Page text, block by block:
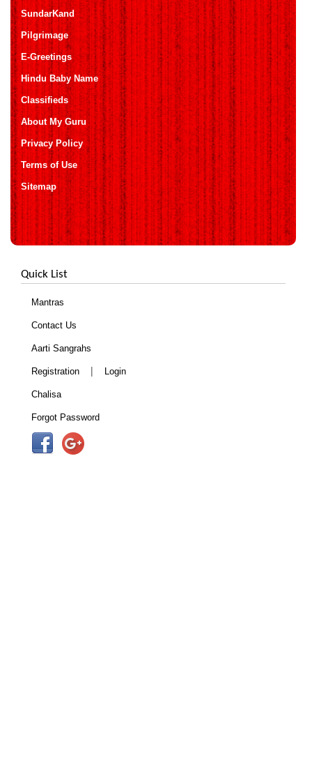
SundarKand
Pilgrimage
E-Greetings
Hindu Baby Name
Classifieds
About My Guru
Privacy Policy
Terms of Use
Sitemap
Quick List
Mantras
Contact Us
Aarti Sangrahs
Registration | Login
Chalisa
Forgot Password